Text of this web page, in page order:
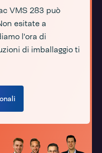
VMS 283 può
esitate a
l'ora di
di imballaggio ti